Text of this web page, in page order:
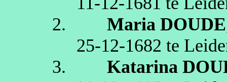
2.
Maria DOUDE
25‑12‑1682 te
3.
Katarina